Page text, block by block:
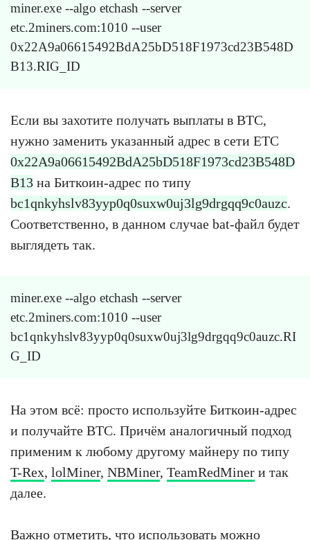
miner.exe --algo etchash --server
etc.2miners.com:1010 --user
0x22A9a06615492BdA25bD518F1973cd23B548D
B13.RIG_ID
Если вы захотите получать выплаты в BTC,
нужно заменить указанный адрес в сети ETC
0x22A9a06615492BdA25bD518F1973cd23B548D
B13 на Биткоин-адрес по типу
bc1qnkyhslv83yyp0q0suxw0uj3lg9drgqq9c0auzc.
Соответственно, в данном случае bat-файл будет
выглядеть так.
miner.exe --algo etchash --server
etc.2miners.com:1010 --user
bc1qnkyhslv83yyp0q0suxw0uj3lg9drgqq9c0auzc.RI
G_ID
На этом всё: просто используйте Биткоин-адрес
и получайте BTC. Причём аналогичный подход
применим к любому другому майнеру по типу
T-Rex, lolMiner, NBMiner, TeamRedMiner и так
далее.
Важно отметить, что использовать можно